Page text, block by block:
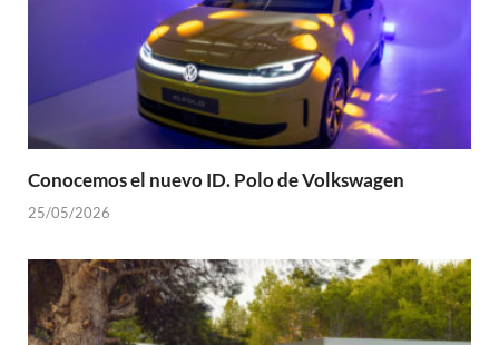
Conocemos el nuevo ID. Polo de Volkswagen
25/05/2026